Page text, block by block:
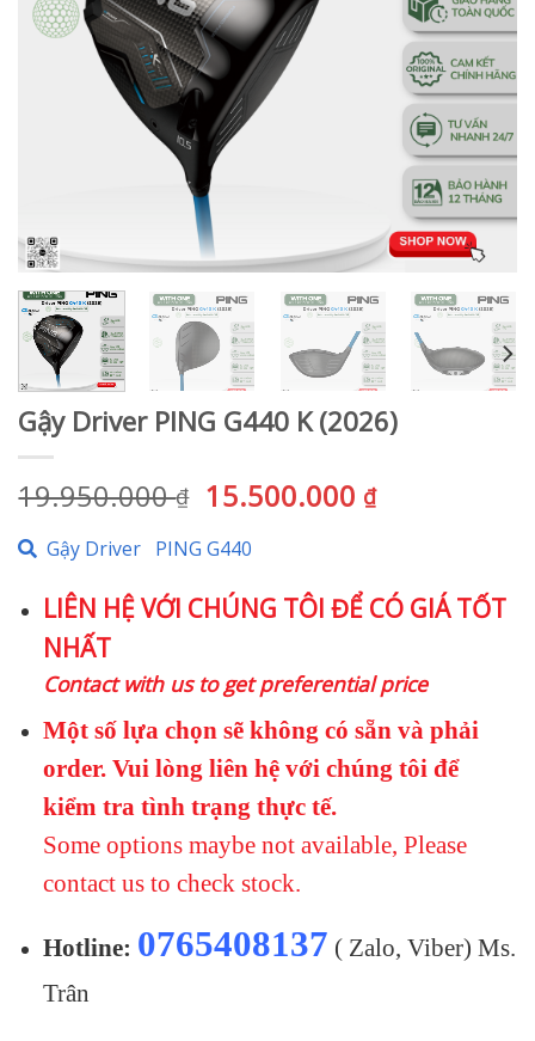
Gậy Driver PING G440 K (2026)
19.950.000₫
Giá
là:
19.950.000 ₫.
15.500.000 ₫Giá
là:
15.500.000
Gậy Driver PING G440
LIÊN HỆ VỚI CHÚNG TÔI ĐỂ CÓ GIÁ TỐT
NHẤT
Contact with us to get preferential price
Một số lựa chọn sẽ không có sẵn và phải
order. Vui lòng liên hệ với chúng tôi để
kiểm tra tình trạng thực tế.
Some options maybe not available, Please
contact us to check stock.
Hotline: 0765408137 ( Zalo, Viber) Ms.
Trân